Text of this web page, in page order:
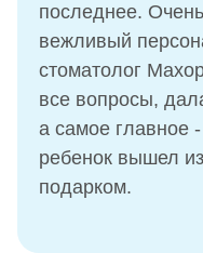
последнее.
вежливый
стоматолог
все вопросы,
а самое главное
ребенок вышел
подарком.